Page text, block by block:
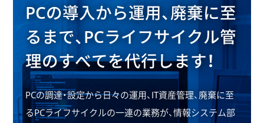
PCの導入から運用、廃棄に至
るまで、PCライフサイクル管
理のすべてを代行します！
PCの調達・設定から日々の運用、IT資産管理、廃棄に至
るPCライフサイクルの一連の業務が、 情報システム部